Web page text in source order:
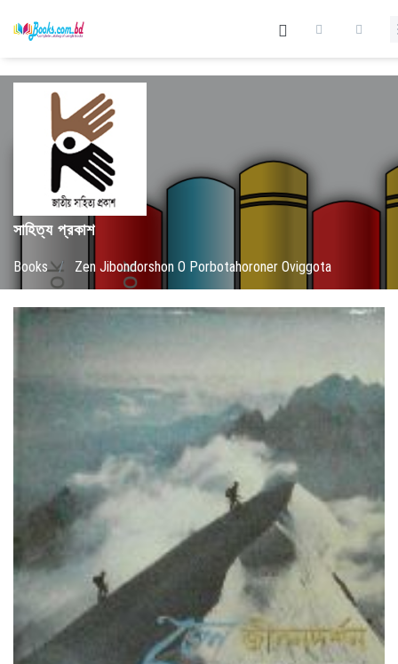
সাহিত্য প্রকাশ
Books / Zen Jibondorshon O Porbotahoroner Oviggota